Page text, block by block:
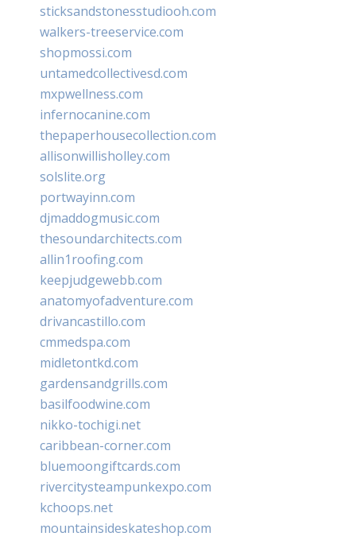
sticksandstonesstudiooh.com
walkers-treeservice.com
shopmossi.com
untamedcollectivesd.com
mxpwellness.com
infernocanine.com
thepaperhousecollection.com
allisonwillisholley.com
solslite.org
portwayinn.com
djmaddogmusic.com
thesoundarchitects.com
allin1roofing.com
keepjudgewebb.com
anatomyofadventure.com
drivancastillo.com
cmmedspa.com
midletontkd.com
gardensandgrills.com
basilfoodwine.com
nikko-tochigi.net
caribbean-corner.com
bluemoongiftcards.com
rivercitysteampunkexpo.com
kchoops.net
mountainsideskateshop.com